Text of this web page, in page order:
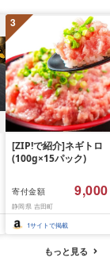
3
[ZIP!で紹介]ネギトロ
(100g×15パック)
寄付金額 9,000
静岡県 吉田町
1サイトで掲載
もっと見る